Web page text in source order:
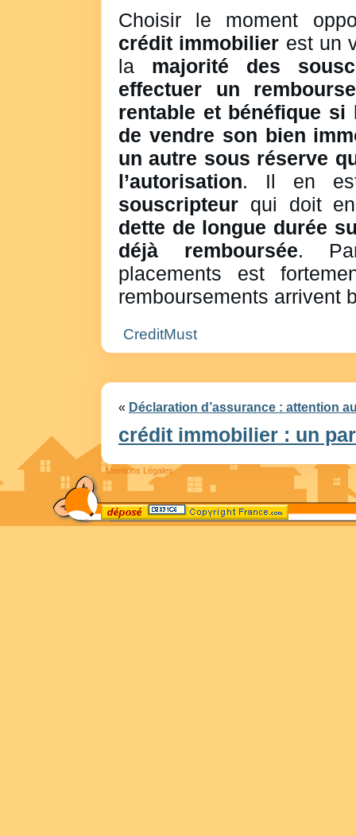
Choisir le moment
crédit immobilier est un
la majorité des
effectuer un
rentable et bénéfique
de vendre son bien
un autre sous réserve
l’autorisation. Il en
souscripteur qui doit
dette de longue durée
déjà remboursée.
placements est
remboursements arrivent
CreditMust
« Déclaration d’assurance : attention
crédit immobilier : un
Mentions Légales